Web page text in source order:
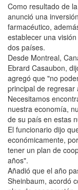
Como resultado de
anunció una
farmacéutico,
establecer una
dos países.
Desde Montreal,
Ebrard Casaubon,
agregó que "no
principal de regresar
Necesitamos
nuestra economía,
de su país en estas
El funcionario dijo
económicamente,
tener un plan de
años".
Añadió que el año
Sheinbaum, acordó